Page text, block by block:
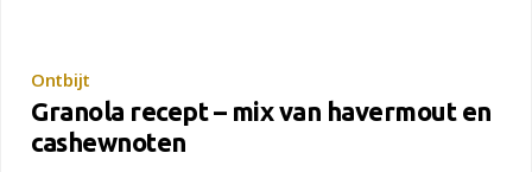
Ontbijt
Granola recept – mix van havermout en
cashewnoten